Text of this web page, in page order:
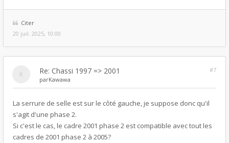
Citer
20 juil. 2025, 10:00
Re: Chassi 1997 => 2001
#7
parKawawa
La serrure de selle est sur le côté gauche, je suppose donc qu'il
s'agit d'une phase 2.
Si c'est le cas, le cadre 2001 phase 2 est compatible avec tout les
cadres de 2001 phase 2 à 2005?